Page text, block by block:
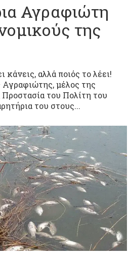
Αγραφιώτη
της
κάνεις, αλλά ποιός το λέει!
μέλος της
του Πολίτη του
του στους...